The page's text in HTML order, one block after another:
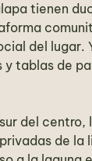
tienen
del lugar.
y tablas de
del centro,
de la